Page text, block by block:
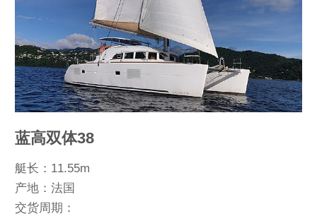
蓝高双体38
艇长：11.55m
产地：法国
交货周期：